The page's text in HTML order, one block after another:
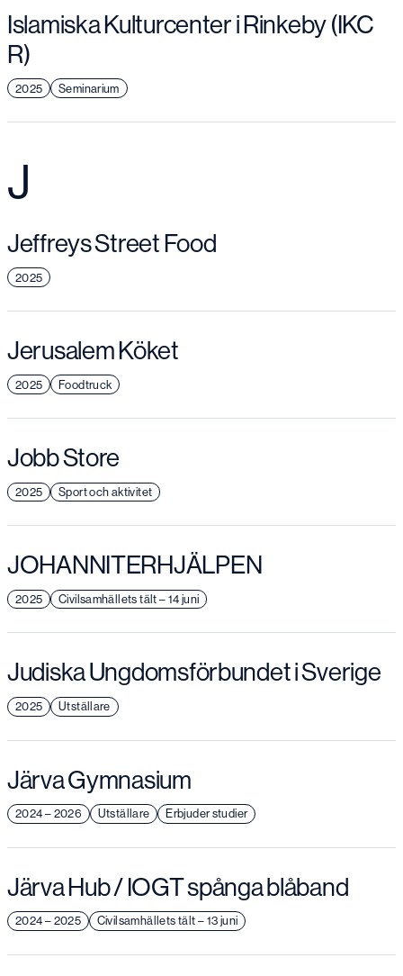
Islamiska Kulturcenter i Rinkeby (IKC
R)
2025 Seminarium
J
Jeffreys Street Food
2025
Jerusalem Köket
2025 Foodtruck
Jobb Store
2025 Sport och aktivitet
JOHANNITERHJÄLPEN
2025 Civilsamhällets tält – 14 juni
Judiska Ungdomsförbundet i Sverige
2025 Utställare
Järva Gymnasium
2024 – 2026 Utställare Erbjuder studier
Järva Hub / IOGT spånga blåband
2024 – 2025 Civilsamhällets tält – 13 juni